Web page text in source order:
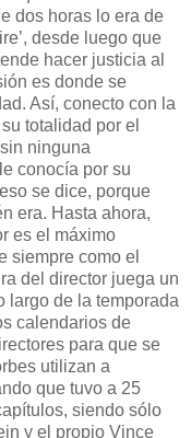
dos horas lo era de
desde luego que
hacer justicia al
es donde se
Así, conecto con la
totalidad por el
ninguna
conocía por su
se dice, porque
era. Hasta ahora,
es el máximo
siempre como el
del director juega un
largo de la temporada
calendarios de
para que se
utilizan a
que tuvo a 25
siendo sólo
y el propio Vince